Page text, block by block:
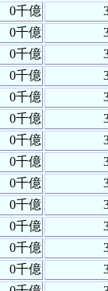
0千億
0千億
0千億
0千億
0千億
0千億
0千億
0千億
0千億
0千億
0千億
0千億
0千億